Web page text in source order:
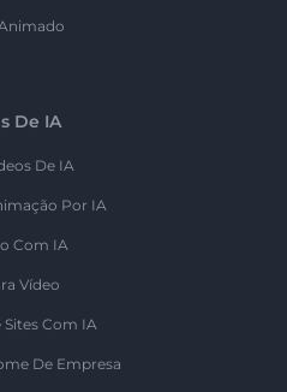
De IA
De IA
Por IA
Com IA
Vídeo
Com IA
De Empresa